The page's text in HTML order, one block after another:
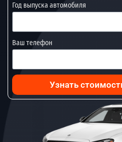
Год выпуска автомобиля
Ваш телефон
Узнать